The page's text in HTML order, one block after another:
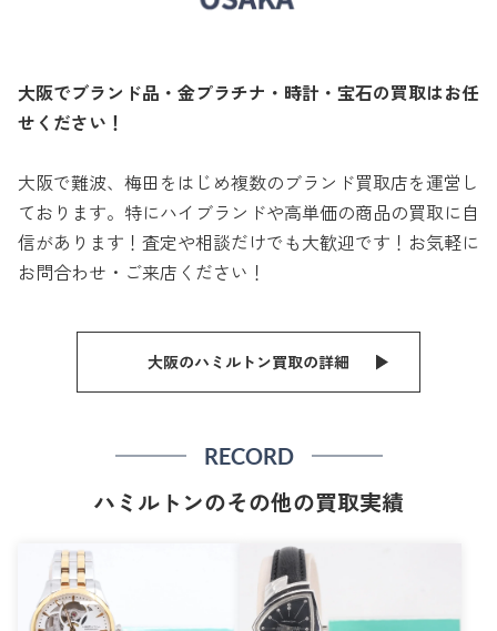
大阪でブランド品・金プラチナ・時計・宝石の買取はお任
せください！
大阪で難波、梅田をはじめ複数のブランド買取店を運営し
ております。特にハイブランドや高単価の商品の買取に自
信があります！査定や相談だけでも大歓迎です！お気軽に
お問合わせ・ご来店ください！
大阪のハミルトン買取の詳細
RECORD
ハミルトンのその他の買取実績